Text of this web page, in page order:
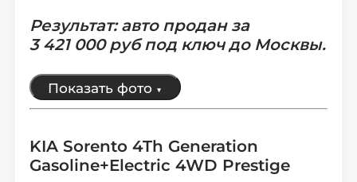
Ставки утильсбора
Контакты
8 800-555-70-97
Результат: авто продан за
3421000 руб под ключ до Москвы.
Показать фото ▼
KIA Sorento 4Th Generation
Gasoline+Electric 4WD Prestige